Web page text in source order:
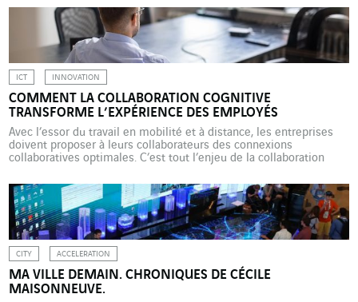
importance : 2 et 1 pour 2 tonnes de CO2 par personne et par an
et 1 seule planète […]
ICT INNOVATION
COMMENT LA COLLABORATION COGNITIVE
TRANSFORME L’EXPÉRIENCE DES EMPLOYÉS
Avec l’essor du travail en mobilité et à distance, les entreprises
doivent proposer à leurs collaborateurs des connexions
collaboratives optimales. C’est tout l’enjeu de la collaboration
d’informations pertinentes au bon endroit et au bon moment dans
le cadre de son travail n’est plus un Graal inatteignable. En
associant […]
CITY ACCELERATION
MA VILLE DEMAIN. CHRONIQUES DE CÉCILE
MAISONNEUVE.